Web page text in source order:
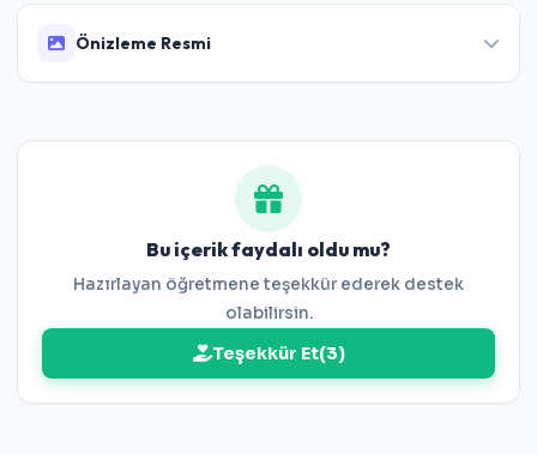
Önizleme Resmi
Bu içerik faydalı oldu mu?
Hazırlayan öğretmene teşekkür ederek destek
olabilirsin.
Teşekkür Et(3)